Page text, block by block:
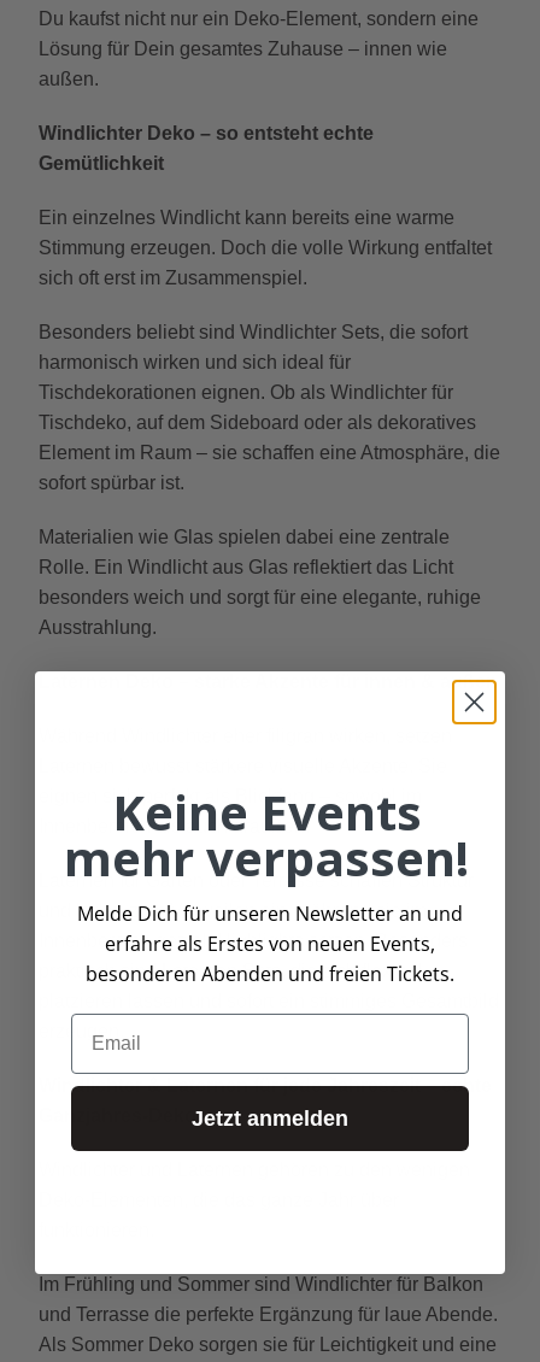
Du kaufst nicht nur ein Deko-Element, sondern eine
Lösung für Dein gesamtes Zuhause – innen wie
außen.
Windlichter Deko – so entsteht echte
Gemütlichkeit
Ein einzelnes Windlicht kann bereits eine warme
Stimmung erzeugen. Doch die volle Wirkung entfaltet
sich oft erst im Zusammenspiel.
Besonders beliebt sind Windlichter Sets, die sofort
harmonisch wirken und sich ideal für
Tischdekorationen eignen. Ob als Windlichter für
Tischdeko, auf dem Sideboard oder als dekoratives
Element im Raum – sie schaffen eine Atmosphäre, die
sofort spürbar ist.
Materialien wie Glas spielen dabei eine zentrale
Rolle. Ein Windlicht aus Glas reflektiert das Licht
besonders weich und sorgt für eine elegante, ruhige
Ausstrahlung.
Laternen Deko – starke Akzente für innen & außen
eignen sich perfekt als Blickfang – sowohl im
Innenbereich als auch draußen.
Laternen für Garten oder Terrasse schaffen Struktur
und laden zum Verweilen ein, während sie im
Innenbereich gezielt Highlights setzen. Besonders
praktisch sind Laternen Sets, die sich flexibel
erzeugen.
Windlichter & Laternen für jede Jahreszeit – echte
Ganzjahres-Deko
Im Frühling und Sommer sind Windlichter für Balkon
und Terrasse die perfekte Ergänzung für laue Abende.
Als Sommer Deko sorgen sie für Leichtigkeit und eine
Keine Events
mehr verpassen!
Melde Dich für unseren Newsletter an und
erfahre als Erstes von neuen Events,
besonderen Abenden und freien Tickets.
Email
Jetzt anmelden